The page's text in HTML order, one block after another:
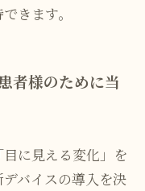
きます。
者様のために当
に見える変化」を
バイスの導入を決